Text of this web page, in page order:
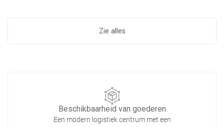
Zie alles
Beschikbaarheid van goederen
Een modern logistiek centrum met een